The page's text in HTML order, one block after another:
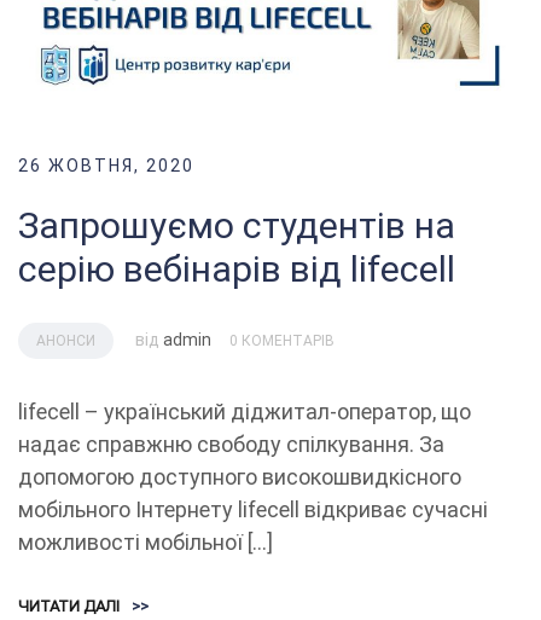
26 ЖОВТНЯ, 2020
Запрошуємо студентів на
серію вебінарів від lifecell
АНОНСИ від admin 0 КОМЕНТАРІВ
lifecell – український діджитал-оператор, що
надає справжню свободу спілкування. За
допомогою доступного високошвидкісного
мобільного Інтернету lifecell відкриває сучасні
можливості мобільної […]
ЧИТАТИ ДАЛІ >>